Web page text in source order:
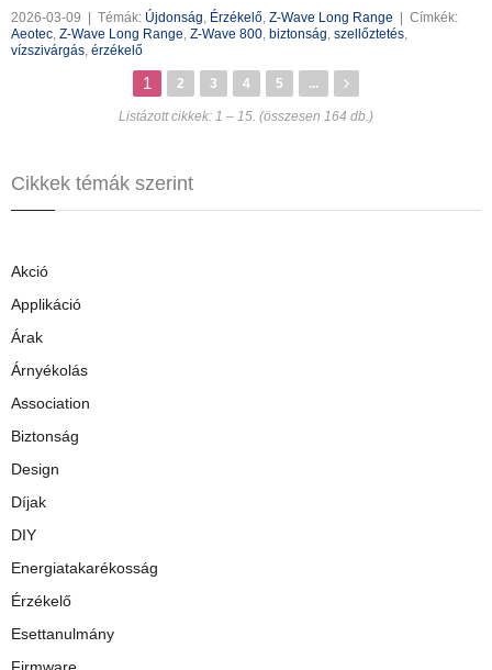
2026-03-09 Témák: Újdonság, Érzékelő, Z-Wave Long Range
Címkék:
Aeotec, Z-Wave Long Range, Z-Wave 800, biztonság, szellőztetés,
vízszivárgás, érzékelő
1 2 3 4 5 ...
Listázott cikkek: 1 – 15. (összesen 164 db.)
Cikkek témák szerint
Akció
Applikáció
Árak
Árnyékolás
Association
Biztonság
Design
Díjak
DIY
Energiatakarékosság
Érzékelő
Esettanulmány